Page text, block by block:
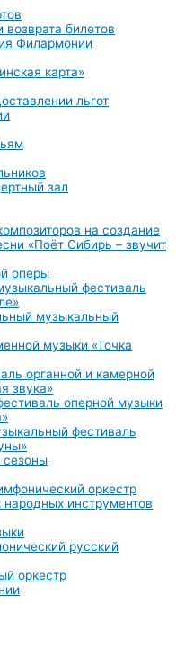
возврата билетов
Филармонии
карта»
льгот
зал
на создание
«Поёт Сибирь – звучит
оперы
фестиваль
музыкальный
музыки «Точка
органной и камерной
звука»
оперной музыки
фестиваль
сезоны
оркестр
инструментов
русский
оркестр